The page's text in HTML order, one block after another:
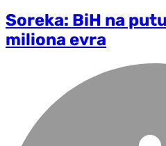
Soreka: BiH na
miliona evra